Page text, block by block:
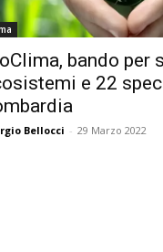
bando per
e 22
Bellocci - 29 Marzo 2022